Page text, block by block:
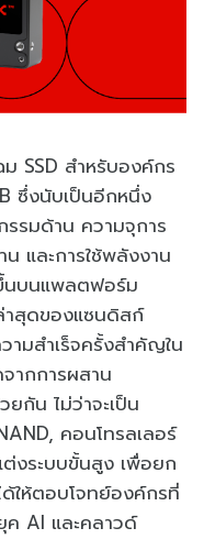
SSD สำหรับองค์กร
ซึ่งนับเป็นอีกหนึ่ง
รมด้าน ความจุการ
และการใช้พลังงาน
นบนแพลตฟอร์ม
าสุดของแซนดิสก์
มสำเร็จครั้งสำคัญใน
ากการผสาน
ยกัน ไม่ว่าจะเป็น
คอนโทรลเลอร์
ต่งระบบขั้นสูง เพื่อยก
ให้ตอบโจทย์องค์กรที่
AI และคลาวด์